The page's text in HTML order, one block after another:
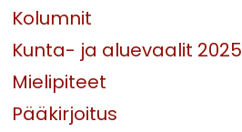
Kolumnit
Kunta- ja aluevaalit 2025
Mielipiteet
Pääkirjoitus